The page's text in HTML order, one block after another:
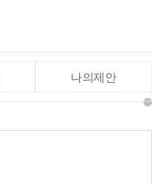
나의제안